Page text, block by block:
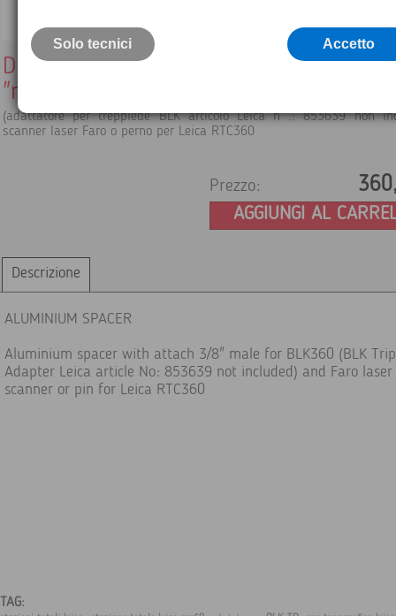
Distanziale in alluminio con attacco 3/8
"maschio per BLK360
(adattatore per treppiede BLK articolo Leica n .: 853639 non
scanner laser Faro o perno per Leica RTC360
Prezzo:
AGGIUNGI AL
Descrizione
ALUMINIUM SPACER
Aluminium spacer with attach 3/8" male for BLK360 (BLK
Adapter Leica article No: 853639 not included) and Faro laser
scanner or pin for Leica RTC360
TAG:
Solo tecnici Accetto